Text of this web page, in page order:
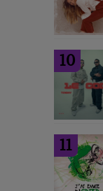
10
11